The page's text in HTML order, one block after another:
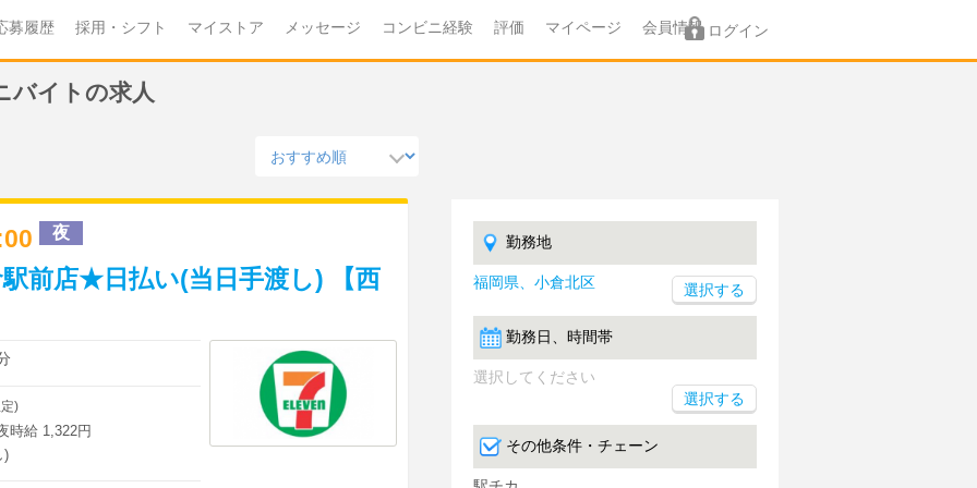
募履歴 採用・シフト マイストア メッセージ コンビニ経験 評価 マイページ 会員情報 ログイン
バイトの求人
勤務地
福岡県、小倉北区
勤務日、時間帯
選択してください
選択する
その他条件・チェーン
夜
前店★日払い(当日手渡し) 【西
)
時給 1,322円
)